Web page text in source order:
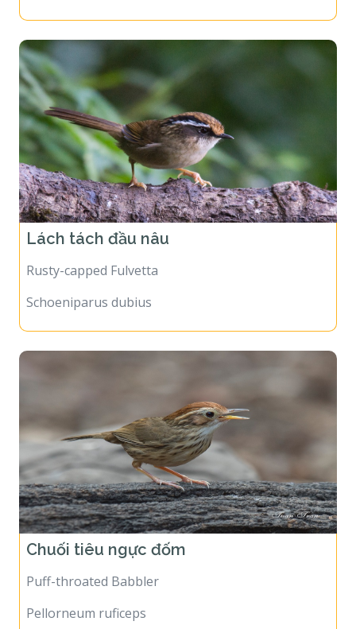
Lách tách đầu nâu
Rusty-capped Fulvetta
Schoeniparus dubius
Chuối tiêu ngực đốm
Puff-throated Babbler
Pellorneum ruficeps